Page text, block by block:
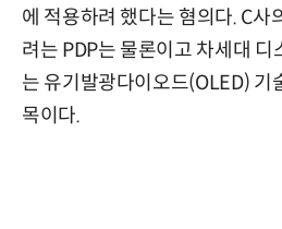
에 적용하려 했다는 혐의다. C사
려는 PDP는 물론이고 차세대
는 유기발광다이오드(OLED) 기
목이다.